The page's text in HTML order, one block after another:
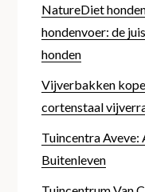
NatureDiet
hondenvoer: de
honden
Vijverbakken
cortenstaal
Tuincentra Aveve:
Buitenleven